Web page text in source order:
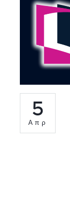
5
Απρ